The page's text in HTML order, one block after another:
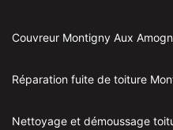
Couvreur Montigny Aux
Réparation fuite de toiture
Nettoyage et démoussage